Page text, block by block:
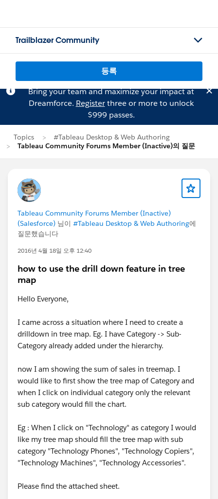
Trailblazer Community
등록
Bring your team and maximize your impact at
Dreamforce. Registerthree or more to unlock
$999 passes.
Topics
#Tableau Desktop & Web Authoring
Tableau Community Forums Member (Inactive)의 질문
Tableau Community Forums Member (Inactive)
(Salesforce) 님이 #Tableau Desktop & Web Authoring에
질문했습니다
2016년 4월 18일 오후 12:40
how to use the drill down feature in tree
map
Hello Everyone,
I came across a situation where I need to create a
drilldown in tree map. Eg. I have Category -> Sub-
Category already added under the hierarchy.
now I am showing the sum of sales in treemap. I
would like to first show the tree map of Category and
when I click on individual category only the relevant
sub category would fill the chart.
Eg : When I click on "Technology" as category I would
like my tree map should fill the tree map with sub
category "Technology Phones", "Technology Copiers",
"Technology Machines", "Technology Accessories".
Please find the attached sheet.